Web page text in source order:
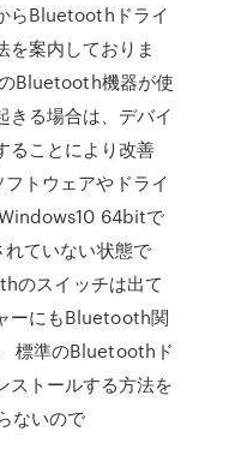
らBluetoothドライ
を案内しておりま
Bluetooth機器が使
きる場合は、デバイ
ることにより改善
トウェアやドライ
64bitで
ていない状態で
のスイッチは出て
ーにもBluetooth関
標準のBluetoothド
ストールする方法を
ないので